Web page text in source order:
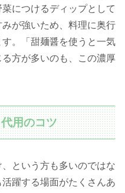
につけるディップとして
が強いため、料理に奥行
。「甜麺醤を使うと一気
方が多いのも、この濃厚
用のコツ
という方も多いのではな
躍する場面がたくさんあ